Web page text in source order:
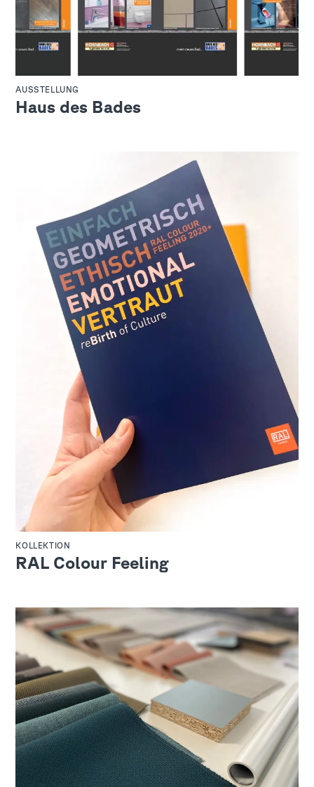
AUSSTELLUNG
Haus des Bades
KOLLEKTION
RAL Colour Feeling